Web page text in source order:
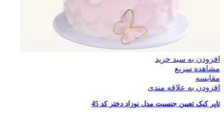
افزودن به سبد خرید
مشاهده سریع
مقایسه
افزودن به علاقه مندی
تاپر کیک تعیین جنسیت مدل نوزاد دختر کد 45